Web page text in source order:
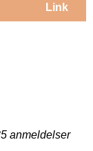
Link
anmeldelser